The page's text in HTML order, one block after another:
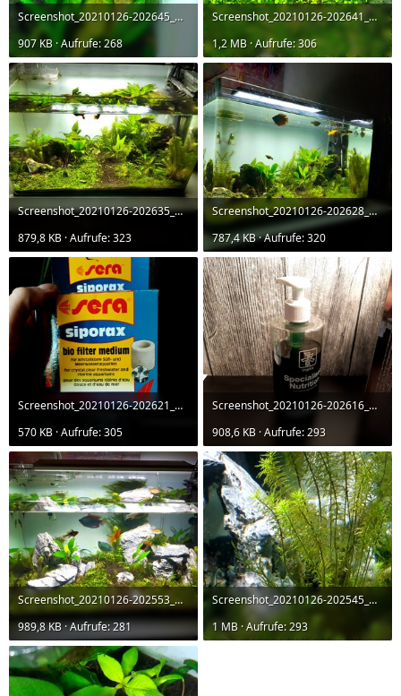
Screenshot_20210126-202645_Gallery.jpg
907 KB · Aufrufe: 268
Screenshot_20210126-202641_Gallery.jpg
1,2 MB · Aufrufe: 306
Screenshot_20210126-202635_Gallery.jpg
879,8 KB · Aufrufe: 323
Screenshot_20210126-202628_Gallery.jpg
787,4 KB · Aufrufe: 320
Screenshot_20210126-202621_Gallery.jpg
570 KB · Aufrufe: 305
Screenshot_20210126-202616_Gallery.jpg
908,6 KB · Aufrufe: 293
Screenshot_20210126-202553_Gallery.jpg
989,8 KB · Aufrufe: 281
Screenshot_20210126-202545_Gallery.jpg
1 MB · Aufrufe: 293